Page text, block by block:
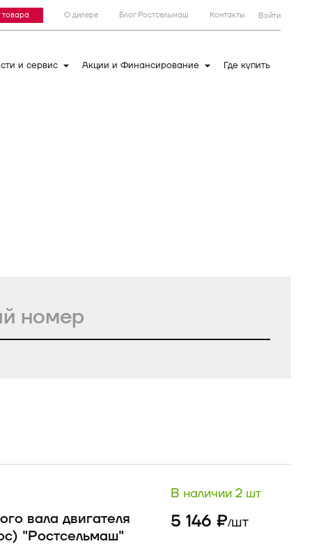
товара О дилере Блог Ростсельмаш Контакты Войти
и сервис Акции и Финансирование Где купить
вала двигателя
"Ростсельмаш"
В наличии 2 шт
5 146 ₽/шт